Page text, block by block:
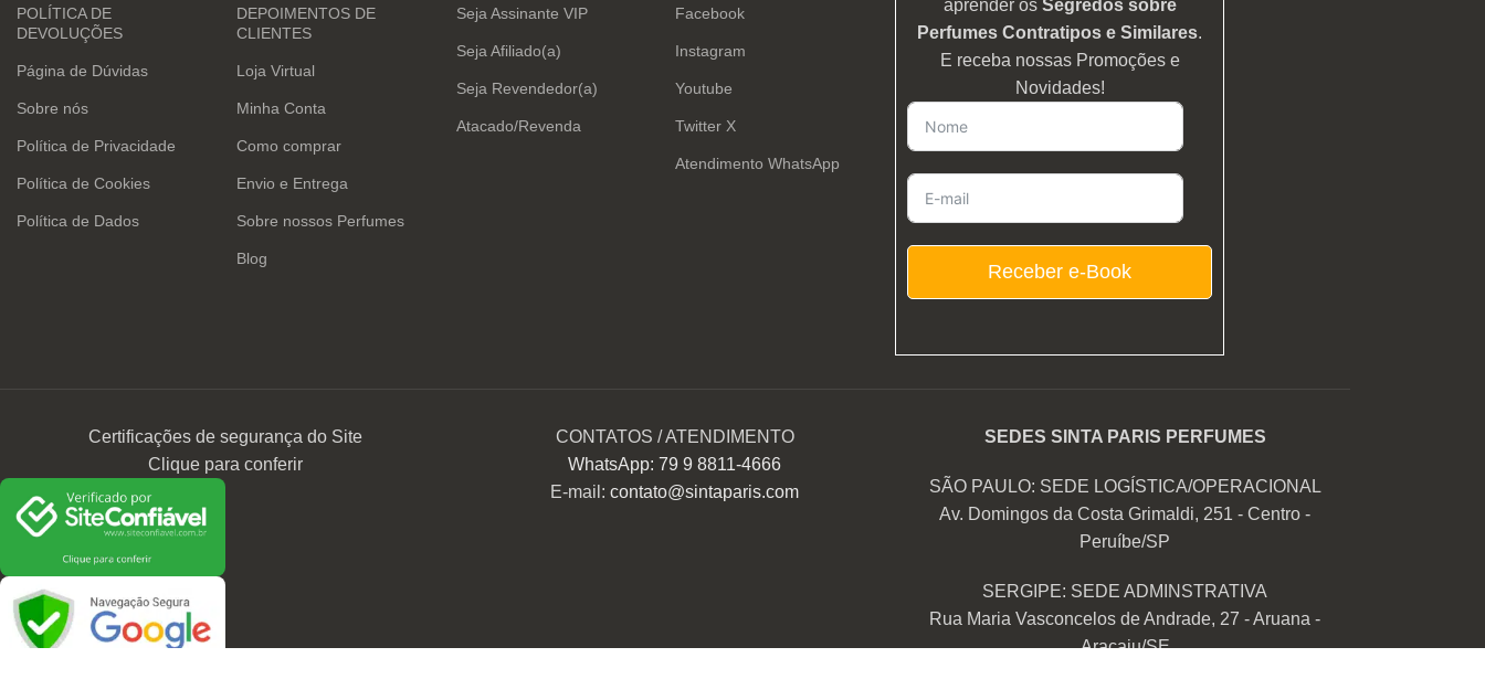
POLÍTICA DE
DEVOLUÇÕES
Página de Dúvidas
Sobre nós
Política de Privacidade
Política de Cookies
Política de Dados
DEPOIMENTOS DE
CLIENTES
Loja Virtual
Minha Conta
Como comprar
Envio e Entrega
Sobre nossos Perfumes
Blog
Seja Assinante VIP
Seja Afiliado(a)
Seja Revendedor(a)
Atacado/Revenda
Facebook
Instagram
Youtube
Twitter X
Atendimento WhatsApp
aprender os Segredos sobre
Perfumes Contratipos e Similares.
E receba nossas Promoções e
Novidades!
Receber e-Book
Certificações de segurança do Site
Clique para conferir
CONTATOS / ATENDIMENTO
WhatsApp: 79 9 8811-4666
E-mail:contato@sintaparis.com
SEDES SINTA PARIS PERFUMES
SÃO PAULO: SEDE LOGÍSTICA/OPERACIONAL
Av. Domingos da Costa Grimaldi, 251 - Centro -
Peruíbe/SP
SERGIPE: SEDE ADMINSTRATIVA
Rua Maria Vasconcelos de Andrade, 27 - Aruana -
Aracaju/SE